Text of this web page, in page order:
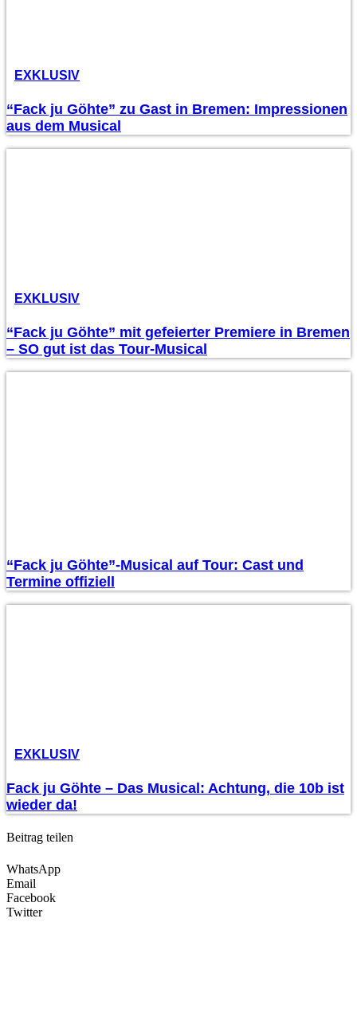
EXKLUSIV
“Fack ju Göhte” zu Gast in Bremen: Impressionen
aus dem Musical
EXKLUSIV
“Fack ju Göhte” mit gefeierter Premiere in Bremen
– SO gut ist das Tour-Musical
“Fack ju Göhte”-Musical auf Tour: Cast und
Termine offiziell
EXKLUSIV
Fack ju Göhte – Das Musical: Achtung, die 10b ist
wieder da!
Beitrag teilen
WhatsApp
Email
Facebook
Twitter